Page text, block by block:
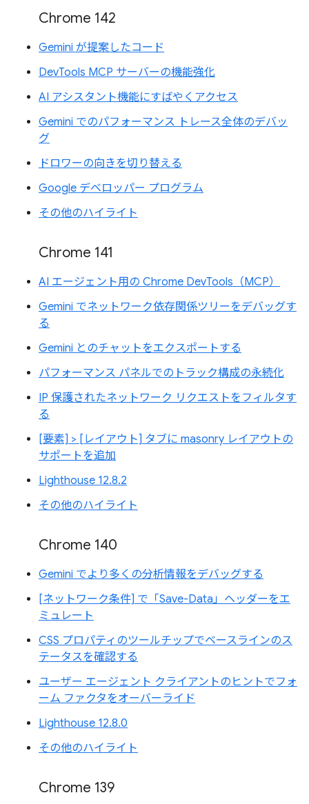
Chrome 142
Gemini が提案したコード
DevTools MCP サーバーの機能強化
AI アシスタント機能にすばやくアクセス
Gemini でのパフォーマンス トレース全体のデバッ
グ
ドロワーの向きを切り替える
Google デベロッパー プログラム
その他のハイライト
Chrome 141
AI エージェント用の Chrome DevTools（MCP）
Gemini でネットワーク依存関係ツリーをデバッグす
る
Gemini とのチャットをエクスポートする
パフォーマンス パネルでのトラック構成の永続化
IP 保護されたネットワーク リクエストをフィルタす
る
[要素] > [レイアウト] タブに masonry レイアウトの
サポートを追加
Lighthouse 12.8.2
その他のハイライト
Chrome 140
Gemini でより多くの分析情報をデバッグする
[ネットワーク条件] で「Save-Data」ヘッダーをエ
ミュレート
CSS プロパティのツールチップでベースラインのス
テータスを確認する
ユーザー エージェント クライアントのヒントでフォ
ーム ファクタをオーバーライド
Lighthouse 12.8.0
その他のハイライト
Chrome 139